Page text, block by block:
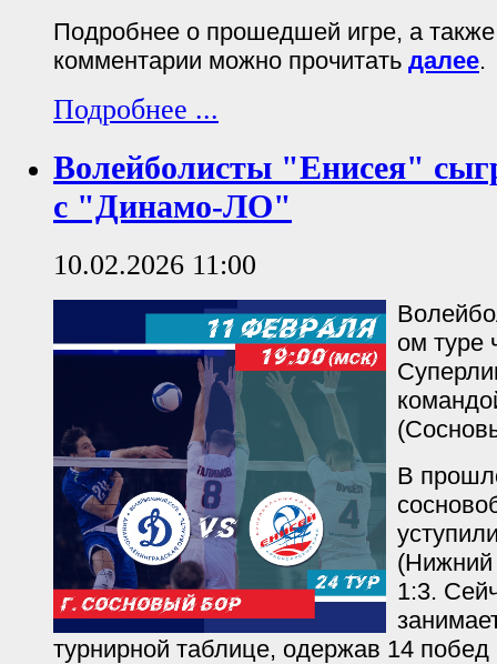
Подробнее о прошедшей игре, а
комментарии можно прочитать далее.
Подробнее ...
Волейболисты "Енисея"
с "Динамо-ЛО"
10.02.2026 11:00
ом туре
В
(Нижний
1:3.
турнирной таблице, одержав 14 побед